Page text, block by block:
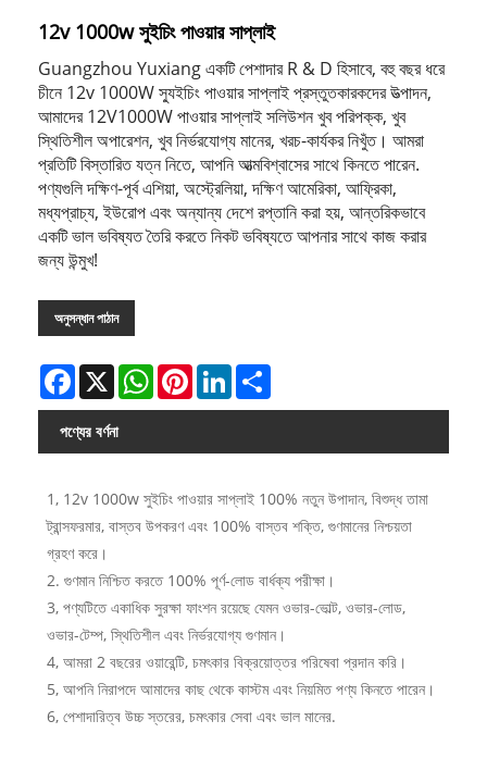
12v 1000w সুইচিং পাওয়ার সাপ্লাই
Guangzhou Yuxiang একটি পেশাদার R & D হিসাবে, বহু বছর ধরে
চীনে 12v 1000W স্যুইচিং পাওয়ার সাপ্লাই প্রস্তুতকারকদের উত্পাদন,
আমাদের 12V1000W পাওয়ার সাপ্লাই সলিউশন খুব পরিপক্ক, খুব
স্থিতিশীল অপারেশন, খুব নির্ভরযোগ্য মানের, খরচ-কার্যকর নিখুঁত। আমরা
প্রতিটি বিস্তারিত যত্ন নিতে, আপনি আত্মবিশ্বাসের সাথে কিনতে পারেন.
পণ্যগুলি দক্ষিণ-পূর্ব এশিয়া, অস্ট্রেলিয়া, দক্ষিণ আমেরিকা, আফ্রিকা,
মধ্যপ্রাচ্য, ইউরোপ এবং অন্যান্য দেশে রপ্তানি করা হয়, আন্তরিকভাবে
একটি ভাল ভবিষ্যত তৈরি করতে নিকট ভবিষ্যতে আপনার সাথে কাজ করার
জন্য উন্মুখ!
অনুসন্ধান পাঠান
Facebook
X WhatsAppPinterestLinkedIn
পণ্যের বর্ণনা
1, 12v 1000w সুইচিং পাওয়ার সাপ্লাই 100% নতুন উপাদান, বিশুদ্ধ তামা
ট্রান্সফরমার, বাস্তব উপকরণ এবং 100% বাস্তব শক্তি, গুণমানের নিশ্চয়তা
গ্রহণ করে।
2. গুণমান নিশ্চিত করতে 100% পূর্ণ-লোড বার্ধক্য পরীক্ষা।
3, পণ্যটিতে একাধিক সুরক্ষা ফাংশন রয়েছে যেমন ওভার-ভোল্ট, ওভার-লোড,
ওভার-টেম্প, স্থিতিশীল এবং নির্ভরযোগ্য গুণমান।
4, আমরা 2 বছরের ওয়ারেন্টি, চমৎকার বিক্রয়োত্তর পরিষেবা প্রদান করি।
5, আপনি নিরাপদে আমাদের কাছ থেকে কাস্টম এবং নিয়মিত পণ্য কিনতে পারেন।
6, পেশাদারিত্ব উচ্চ স্তরের, চমৎকার সেবা এবং ভাল মানের.